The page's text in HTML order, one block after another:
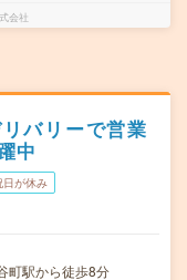
会社
バリーで営業
中
日が休み
町駅から徒歩8分